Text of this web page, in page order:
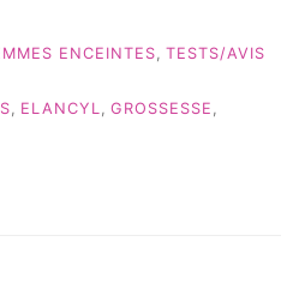
ENCEINTES, TESTS/AVIS
, ELANCYL, GROSSESSE ,